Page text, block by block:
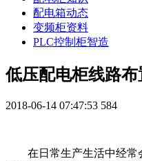
配电箱动态
变频柜资料
PLC控制柜智造
低压配电柜线路布
2018-06-14 07:47:53 584
在日常生产生活中经